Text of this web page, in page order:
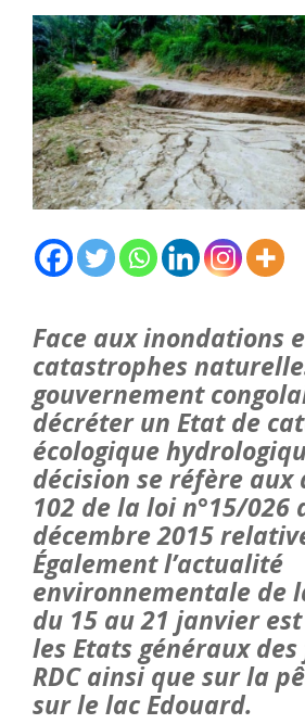
Face aux inondations
catastrophes
gouvernement
décréter un Etat de
écologique
décision se réfère aux
102 de la loi n°15/026
décembre 2015
Également l’actualité
environnementale de
du 15 au 21 janvier
les Etats généraux
RDC ainsi que sur la
sur le lac Edouard.